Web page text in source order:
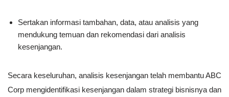
Sertakan informasi tambahan, data, atau analisis yang
mendukung temuan dan rekomendasi dari analisis
kesenjangan.
Secara keseluruhan, analisis kesenjangan telah membantu ABC
Corp mengidentifikasi kesenjangan dalam strategi bisnisnya dan